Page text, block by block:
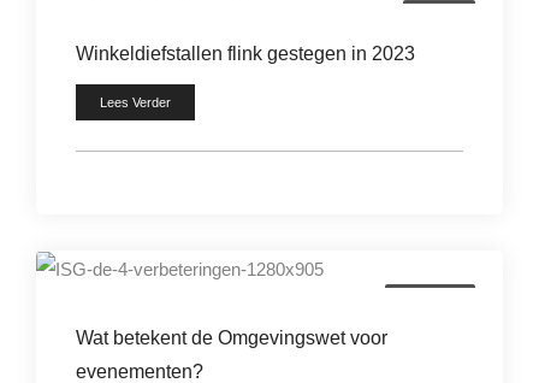
Winkeldiefstallen flink gestegen in 2023
Lees Verder
Wat betekent de Omgevingswet voor
evenementen?